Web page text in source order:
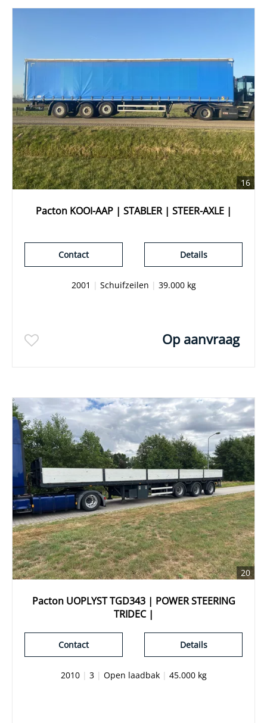
16
Pacton KOOI-AAP | STABLER | STEER-AXLE |
Details
Contact
2001 | Schuifzeilen | 39.000 kg
Op aanvraag
20
Pacton UOPLYST TGD343 | POWER STEERING
TRIDEC |
Details
Contact
2010| 3| Open laadbak| 45.000 kg